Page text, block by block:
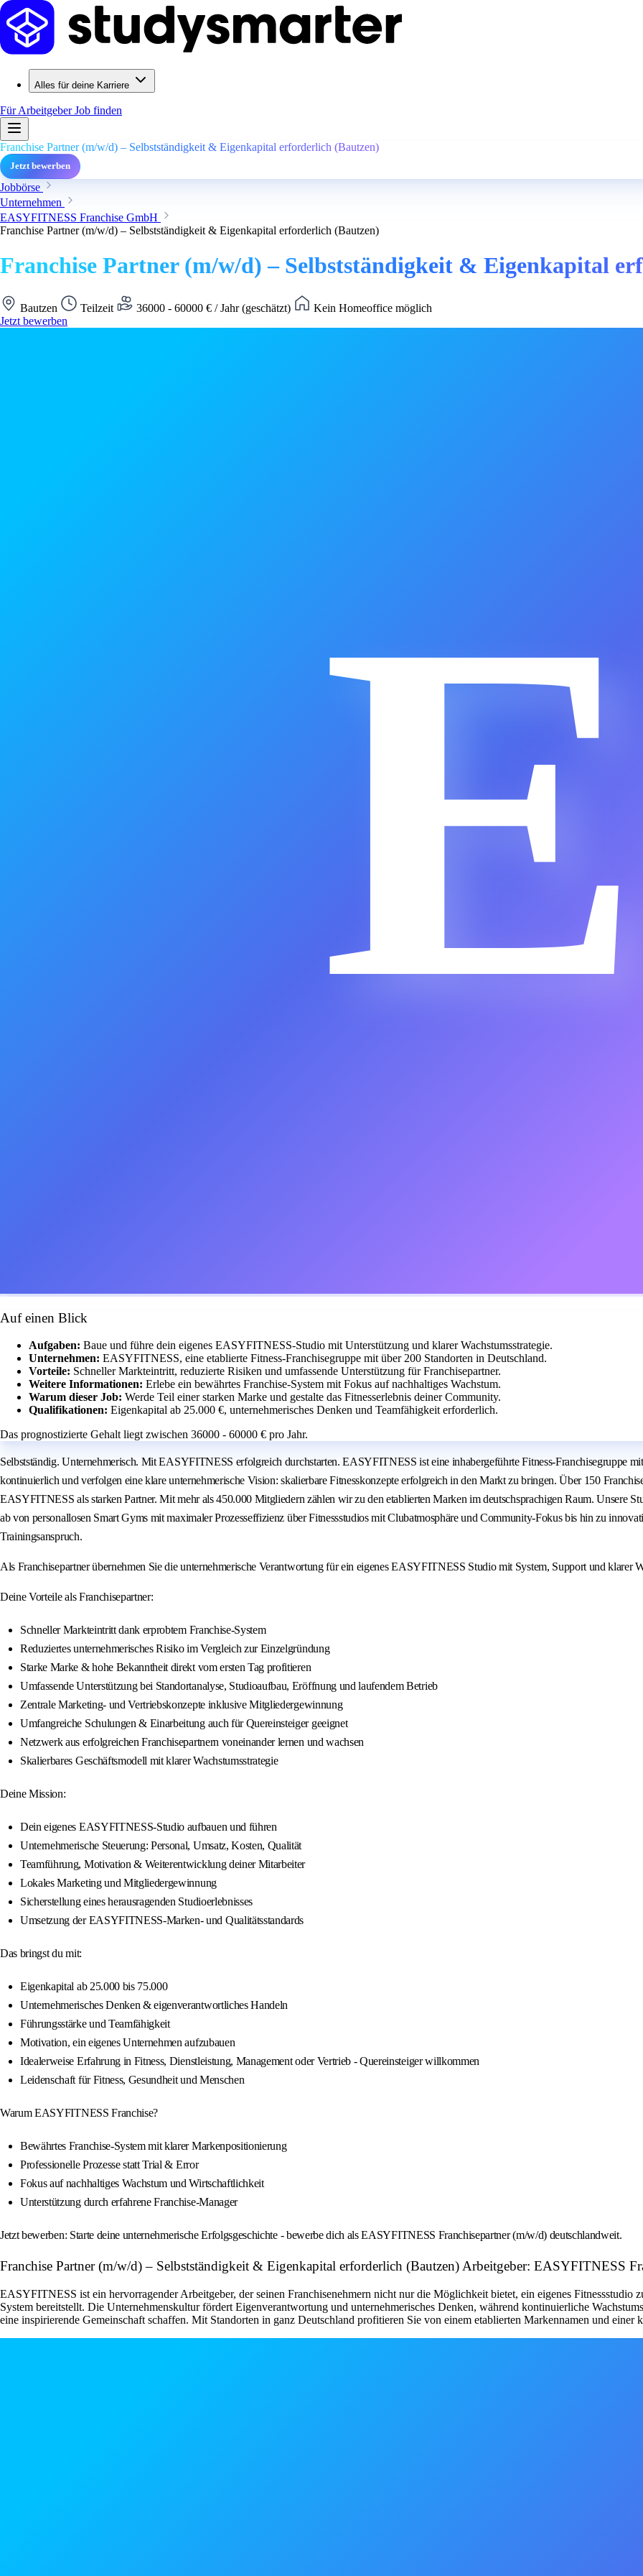
Alles für deine Karriere
Für ArbeitgeberJob finden
Franchise Partner (m/w/d) – Selbstständigkeit & Eigenkapital erforderlich (Bautzen)
Jetzt bewerben
Jobbörse
Unternehmen
EASYFITNESS Franchise GmbH
Franchise Partner (m/w/d) – Selbstständigkeit & Eigenkapital erforderlich (Bautzen)
Franchise Partner (m/w/d) – Selbstständigkeit & Eigenkapital
Bautzen Teilzeit 36000 - 60000 € / Jahr (geschätzt)
Kein Homeoffice möglich
Jetzt bewerben
E
Auf einen Blick
Aufgaben: Baue und führe dein eigenes EASYFITNESS-Studio mit Unterstützung und klarer Wachstumsstrategie.
Unternehmen: EASYFITNESS, eine etablierte Fitness-Franchisegruppe mit über 200 Standorten in Deutschland.
Vorteile: Schneller Markteintritt, reduzierte Risiken und umfassende Unterstützung für Franchisepartner.
Weitere Informationen: Erlebe ein bewährtes Franchise-System mit Fokus auf nachhaltiges Wachstum.
Warum dieser Job: Werde Teil einer starken Marke und gestalte das Fitnesserlebnis deiner Community.
Qualifikationen: Eigenkapital ab 25.000 €, unternehmerisches Denken und Teamfähigkeit erforderlich.
Das prognostizierte Gehalt liegt zwischen 36000 - 60000 € pro Jahr.
Selbstständig. Unternehmerisch. Mit EASYFITNESS erfolgreich durchstarten. EASYFITNESS ist eine inhabergeführte Fitness-Franchisegruppe
kontinuierlich und verfolgen eine klare unternehmerische Vision: skalierbare Fitnesskonzepte erfolgreich in den Markt zu bringen. Über 150
EASYFITNESS als starken Partner. Mit mehr als 450.000 Mitgliedern zählen wir zu den etablierten Marken im deutschsprachigen Raum. Unsere
ab von personallosen Smart Gyms mit maximaler Prozesseffizienz über Fitnessstudios mit Clubatmosphäre und Community-Fokus bis hin zu
Trainingsanspruch.
Als Franchisepartner übernehmen Sie die unternehmerische Verantwortung für ein eigenes EASYFITNESS Studio mit System, Support und klarer
Deine Vorteile als Franchisepartner:
Schneller Markteintritt dank erprobtem Franchise-System
Reduziertes unternehmerisches Risiko im Vergleich zur Einzelgründung
Starke Marke & hohe Bekanntheit direkt vom ersten Tag profitieren
Umfassende Unterstützung bei Standortanalyse, Studioaufbau, Eröffnung und laufendem Betrieb
Zentrale Marketing- und Vertriebskonzepte inklusive Mitgliedergewinnung
Umfangreiche Schulungen & Einarbeitung auch für Quereinsteiger geeignet
Netzwerk aus erfolgreichen Franchisepartnern voneinander lernen und wachsen
Skalierbares Geschäftsmodell mit klarer Wachstumsstrategie
Deine Mission:
Dein eigenes EASYFITNESS-Studio aufbauen und führen
Unternehmerische Steuerung: Personal, Umsatz, Kosten, Qualität
Teamführung, Motivation & Weiterentwicklung deiner Mitarbeiter
Lokales Marketing und Mitgliedergewinnung
Sicherstellung eines herausragenden Studioerlebnisses
Umsetzung der EASYFITNESS-Marken- und Qualitätsstandards
Das bringst du mit:
Eigenkapital ab 25.000 bis 75.000
Unternehmerisches Denken & eigenverantwortliches Handeln
Führungsstärke und Teamfähigkeit
Motivation, ein eigenes Unternehmen aufzubauen
Idealerweise Erfahrung in Fitness, Dienstleistung, Management oder Vertrieb - Quereinsteiger willkommen
Leidenschaft für Fitness, Gesundheit und Menschen
Warum EASYFITNESS Franchise?
Bewährtes Franchise-System mit klarer Markenpositionierung
Professionelle Prozesse statt Trial & Error
Fokus auf nachhaltiges Wachstum und Wirtschaftlichkeit
Unterstützung durch erfahrene Franchise-Manager
Jetzt bewerben: Starte deine unternehmerische Erfolgsgeschichte - bewerbe dich als EASYFITNESS Franchisepartner (m/w/d) deutschlandweit.
Franchise Partner (m/w/d) – Selbstständigkeit & Eigenkapital erforderlich (Bautzen) Arbeitgeber: EASYFITNESS
EASYFITNESS ist ein hervorragender Arbeitgeber, der seinen Franchisenehmern nicht nur die Möglichkeit bietet, ein eigenes Fitnessstudio
System bereitstellt. Die Unternehmenskultur fördert Eigenverantwortung und unternehmerisches Denken, während kontinuierliche
eine inspirierende Gemeinschaft schaffen. Mit Standorten in ganz Deutschland profitieren Sie von einem etablierten Markennamen und